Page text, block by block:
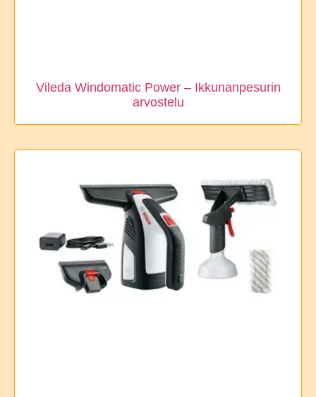
Vileda Windomatic Power – Ikkunanpesurin
arvostelu